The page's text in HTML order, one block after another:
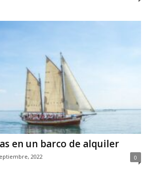
en un barco de alquiler
2022 0